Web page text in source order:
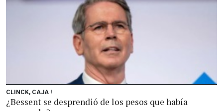
CLINCK, CAJA !
¿Bessent se desprendió de los pesos que había